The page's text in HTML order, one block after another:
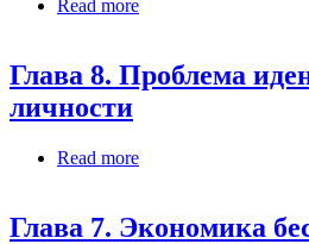
Read more
Глава 8. Проблема
личности
Read more
Глава 7. Экономика